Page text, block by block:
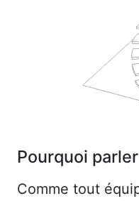
Pourquoi
Comme tout